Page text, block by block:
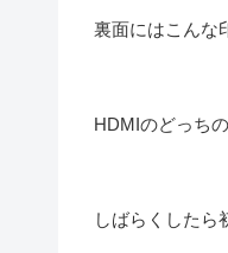
裏面にはこんな
HDMIのどっち
しばらくしたら